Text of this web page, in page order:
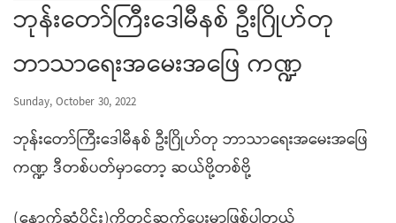
ဘုန်းတော်ကြီးဒေါမီနစ် ဦးဂြိုဟ်တု
ဘာသာရေးအမေးအဖြေ ကဏ္ဍ
Sunday, October 30, 2022
ဘုန်းတော်ကြီးဒေါမီနစ် ဦးဂြိုဟ်တု ဘာသာရေးအမေးအဖြေ
ကဏ္ဍ ဒီတစ်ပတ်မှာတော့ ဆယ်ဗို့တစ်ဗို့